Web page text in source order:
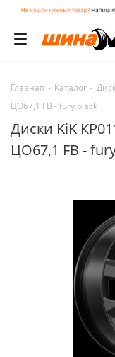
Главная - Каталог -
ЦО67,1 FB - fury black
Диски KiK
ЦО67,1 FB -